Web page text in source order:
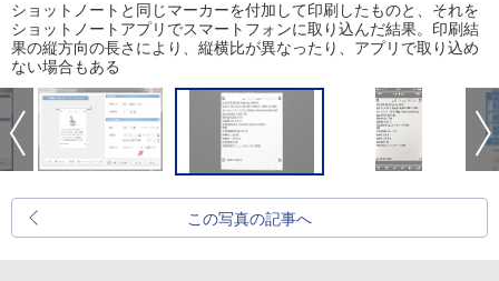
ショットノートと同じマーカーを付加して印刷したものと、それを
ショットノートアプリでスマートフォンに取り込んだ結果。印刷結
果の縦方向の長さにより、縦横比が異なったり、アプリで取り込め
ない場合もある
この写真の記事へ